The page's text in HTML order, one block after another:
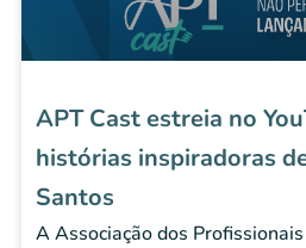
APT Cast estreia no
histórias inspiradoras
Santos
A Associação dos